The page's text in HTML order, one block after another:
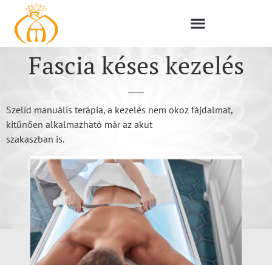
Fascia késes kezelés
Szelíd manuális terápia, a kezelés nem okoz fájdalmat,
kitűnően alkalmazható már az akut
szakaszban is.